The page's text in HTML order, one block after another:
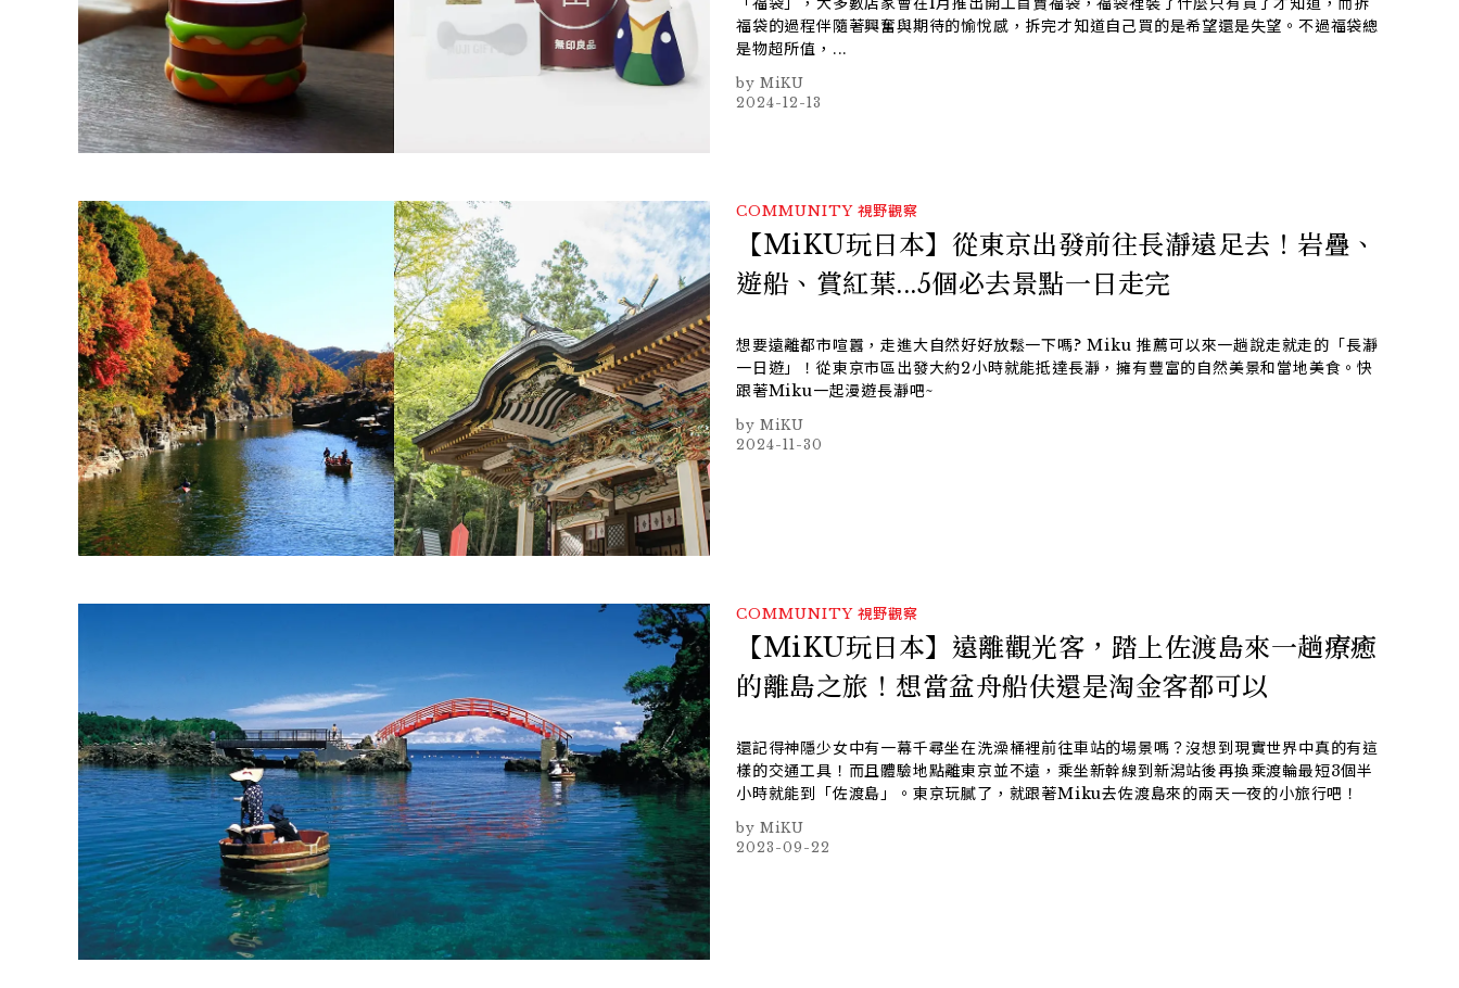
福袋的過程伴隨著興奮與期待的愉悅感，拆完才知道自己買的是希望還是失望。不過福袋總
是物超所值，...
MiKU
2024-12-13
COMMUNITY 視野觀察
【MiKU玩日本】從東京出發前往長瀞遠足去！岩疊、
遊船、賞紅葉...5個必去景點一日走完
想要遠離都市喧囂，走進大自然好好放鬆一下嗎? Miku 推薦可以來一趟說走就走的「長瀞
一日遊」！從東京市區出發大約2小時就能抵達長瀞，擁有豐富的自然美景和當地美食。快
跟著Miku一起漫遊長瀞吧~
MiKU
2024-11-30
COMMUNITY 視野觀察
【MiKU玩日本】遠離觀光客，踏上佐渡島來一趟療癒
的離島之旅！想當盆舟船伕還是淘金客都可以
還記得神隱少女中有一幕千尋坐在洗澡桶裡前往車站的場景嗎？沒想到現實世界中真的有這
樣的交通工具！而且體驗地點離東京並不遠，乘坐新幹線到新潟站後再換乘渡輪最短3個半
小時就能到「佐渡島」。東京玩膩了，就跟著Miku去佐渡島來的兩天一夜的小旅行吧！
MiKU
2023-09-22